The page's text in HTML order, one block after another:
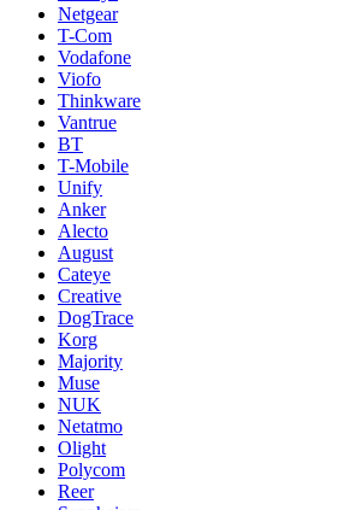
Netgear
T-Com
Vodafone
Viofo
Thinkware
Vantrue
BT
T-Mobile
Unify
Anker
Alecto
August
Cateye
Creative
DogTrace
Korg
Majority
Muse
NUK
Netatmo
Olight
Polycom
Reer